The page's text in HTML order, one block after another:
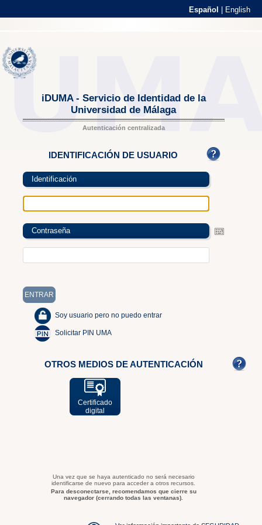
Español English
iDUMA - Servicio de Identidad de la
Universidad de Málaga
Autenticación centralizada
IDENTIFICACIÓN DE USUARIO
Identificación
Contraseña
Soy usuario pero no puedo entrar
Solicitar PIN UMA
OTROS MEDIOS DE AUTENTICACIÓN
Certificado
digital
Una vez que se haya autenticado no será necesario
identificarse de nuevo para acceder a otros recursos.
Para desconectarse, recomendamos que cierre su
navegador (cerrando todas las ventanas).